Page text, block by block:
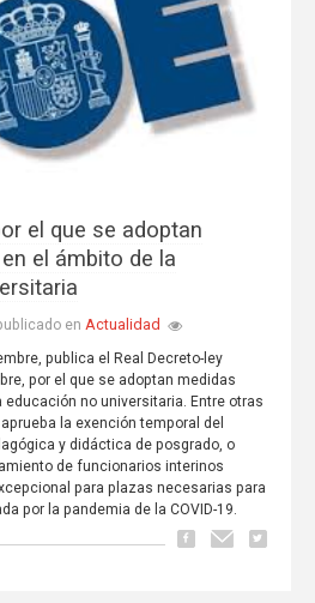
el que se adoptan
el ámbito de la
en Actualidad
publica el Real Decreto-ley
por el que se adoptan medidas
no universitaria. Entre otras
la exención temporal del
y didáctica de posgrado, o
de funcionarios interinos
para plazas necesarias para
por la pandemia de la COVID-19.